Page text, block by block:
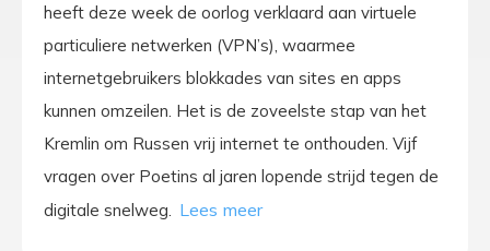
heeft deze week de oorlog verklaard aan virtuele
particuliere netwerken (VPN’s), waarmee
internetgebruikers blokkades van sites en apps
kunnen omzeilen. Het is de zoveelste stap van het
Kremlin om Russen vrij internet te onthouden. Vijf
vragen over Poetins al jaren lopende strijd tegen de
digitale snelweg.